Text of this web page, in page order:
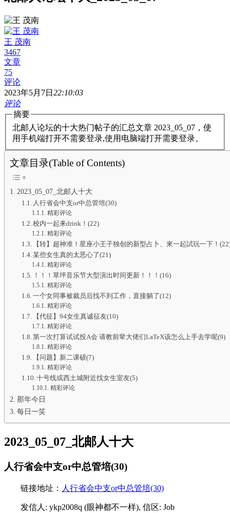
王 茂南
3467
文章
75
评论
2023年5月7日 22:10:03
评论
摘要
北邮人论坛的十大热门帖子的汇总文章 2023_05_07，使
用手机端打开不需要登录,使用电脑端打开需要登录。
文章目录(Table of Contents)
2023_05_07_北邮人十大
人行省会中支or中总管培(30)
精彩评论
校内一起来drink！(22)
精彩评论
【转】超神准！星座小王子独创的新型占卜、來一起試玩一下！
某些女生真的太恶心了(21)
精彩评论
！！！草坪音乐节大型演出时间更新！！！(16)
精彩评论
一个女同事被裁员后找不到工作，直接躺了(12)
精彩评论
【代征】94女生真诚征友(10)
精彩评论
第一次打算试试投A会 请教前辈大佬们LaTeX该怎么上手去学呢(9)
精彩评论
【问题】新二课硕(7)
精彩评论
十号线或西土城附近找女生室友(5)
精彩评论
那年今日
每日一笑
2023_05_07_北邮人十大
人行省会中支or中总管培(30)
链接地址： 人行省会中支or中总管培(30)
发信人: ykp2008q (眼神都不一样), 信区: Job